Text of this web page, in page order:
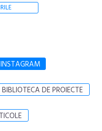
INSTAGRAM
BIBLIOTECA DE PROIECTE